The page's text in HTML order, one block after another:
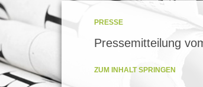
PRESSE
Pressemitteilung
ZUM INHALT SPRINGEN